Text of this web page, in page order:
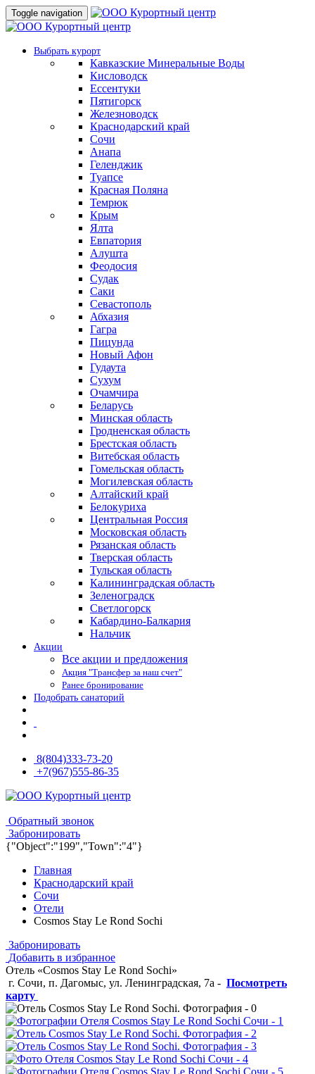
Toggle navigation
Выбрать курорт
Кавказские Минеральные Воды
Кисловодск
Ессентуки
Пятигорск
Железноводск
Краснодарский край
Сочи
Анапа
Геленджик
Туапсе
Красная Поляна
Темрюк
Крым
Ялта
Евпатория
Алушта
Феодосия
Судак
Саки
Севастополь
Абхазия
Гагра
Пицунда
Новый Афон
Гудаута
Сухум
Очамчира
Беларусь
Минская область
Гродненская область
Брестская область
Витебская область
Гомельская область
Могилевская область
Алтайский край
Белокуриха
Центральная Россия
Московская область
Рязанская область
Тверская область
Тульская область
Калининградская область
Зеленоградск
Светлогорск
Кабардино-Балкария
Нальчик
Акции
Все акции и предложения
Акция "Трансфер за наш счет"
Ранее бронирование
Подобрать санаторий
8(804)333-73-20
+7(967)555-86-35
Обратный звонок
Забронировать
{"Object":"199","Town":"4"}
Главная
Краснодарский край
Сочи
Отели
Cosmos Stay Le Rond Sochi
Забронировать
Добавить в избранное
Отель «Cosmos Stay Le Rond Sochi»
г. Сочи, п. Дагомыс, ул. Ленинградская, 7а - Посмотреть
карту